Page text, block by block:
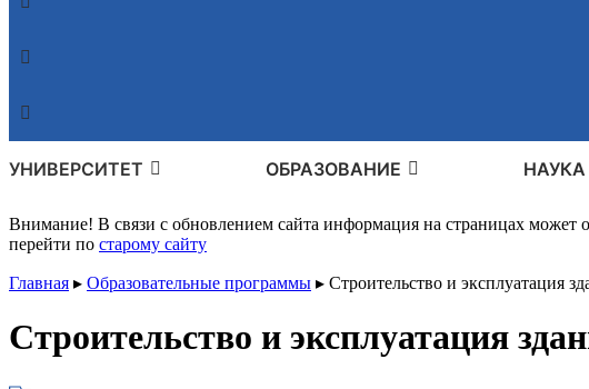
УНИВЕРСИТЕТ ОБРАЗОВАНИЕ НАУКА
Внимание! В связи с обновлением сайта информация на страницах может
перейти по старому сайту
Главная ▸ Образовательные программы ▸ Строительство и эксплуатация
Строительство и эксплуатация